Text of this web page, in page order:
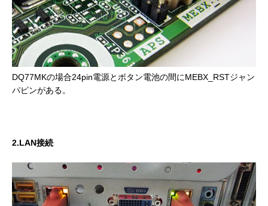
DQ77MKの場合24pin電源とボタン電池の間にMEBX_RSTジャン
パピンがある。
2.LAN接続